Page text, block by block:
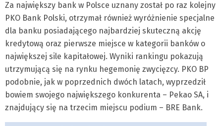
Za największy bank w Polsce uznany został po raz kolejny
PKO Bank Polski, otrzymał również wyróżnienie specjalne
dla banku posiadającego najbardziej skuteczną akcję
kredytową oraz pierwsze miejsce w kategorii banków o
największej sile kapitałowej. Wyniki rankingu pokazują
utrzymującą się na rynku hegemonię zwycięzcy. PKO BP
podobnie, jak w poprzednich dwóch latach, wyprzedził
bowiem swojego największego konkurenta – Pekao SA, i
znajdujący się na trzecim miejscu podium – BRE Bank.